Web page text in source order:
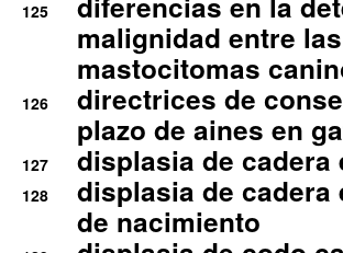
125
malignidad entre
mastocitomas
126
directrices de
plazo de aines en
127 displasia de cadera
128
displasia de
de nacimiento